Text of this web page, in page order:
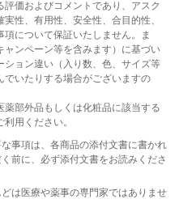
価およびコメントであり、アスク
性、有用性、安全性、合目的性、
について保証いたしません。ま
ンペーン等を含みます）に基づい
ョン違い（入り数、色、サイズ等
いたりする場合がございますの
部外品もしくは化粧品に該当する
用ください。
事項は、各商品の添付文書に書かれ
前に、必ず添付文書をお読みくださ
は医療や薬事の専門家ではありませ